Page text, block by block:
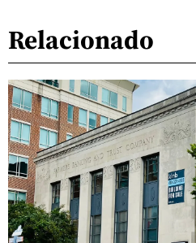
Relacionado